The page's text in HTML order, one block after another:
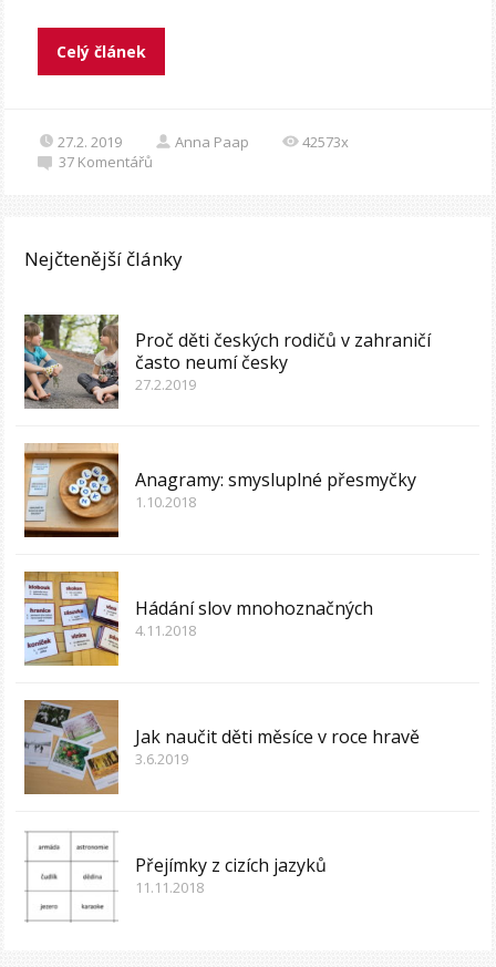
Celý článek
27.2. 2019 Anna Paap
42573x
37 Komentářů
Nejčtenější články
Proč děti českých rodičů v zahraničí
často neumí česky
27.2.2019
Anagramy: smysluplné přesmyčky
1.10.2018
Hádání slov mnohoznačných
4.11.2018
Jak naučit děti měsíce v roce hravě
3.6.2019
Přejímky z cizích jazyků
11.11.2018